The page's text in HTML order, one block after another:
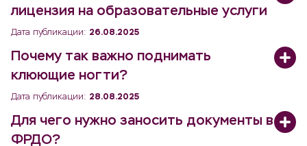
лицензия на образовательные услуги
Дата публикации: 26.08.2025
Почему так важно поднимать
клюющие ногти?
Дата публикации: 28.08.2025
Для чего нужно заносить документы в
ФРДО?